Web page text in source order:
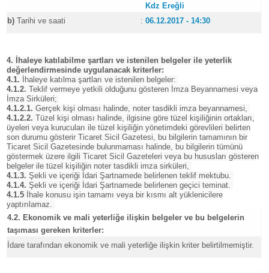
Kdz Ereğli
b) Tarihi ve saati : 06.12.2017 - 14:30
4. İhaleye katılabilme şartları ve istenilen belgeler ile yeterlik
değerlendirmesinde uygulanacak kriterler:
4.1. İhaleye katılma şartları ve istenilen belgeler:
4.1.2. Teklif vermeye yetkili olduğunu gösteren İmza Beyannamesi veya
İmza Sirküleri;
4.1.2.1. Gerçek kişi olması halinde, noter tasdikli imza beyannamesi,
4.1.2.2. Tüzel kişi olması halinde, ilgisine göre tüzel kişiliğinin ortakları,
üyeleri veya kurucuları ile tüzel kişiliğin yönetimdeki görevlileri belirten
son durumu gösterir Ticaret Sicil Gazetesi, bu bilgilerin tamamının bir
Ticaret Sicil Gazetesinde bulunmaması halinde, bu bilgilerin tümünü
göstermek üzere ilgili Ticaret Sicil Gazeteleri veya bu hususları gösteren
belgeler ile tüzel kişiliğin noter tasdikli imza sirküleri,
4.1.3. Şekli ve içeriği İdari Şartnamede belirlenen teklif mektubu.
4.1.4. Şekli ve içeriği İdari Şartnamede belirlenen geçici teminat.
4.1.5 İhale konusu işin tamamı veya bir kısmı alt yüklenicilere
yaptırılamaz.
4.2. Ekonomik ve mali yeterliğe ilişkin belgeler ve bu belgelerin
taşıması gereken kriterler:
İdare tarafından ekonomik ve mali yeterliğe ilişkin kriter belirtilmemiştir.